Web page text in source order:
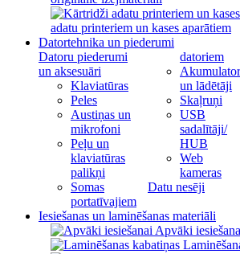
adatu printeriem un kases aparātiem
Datortehnika un piederumi
Datoru piederumi
un aksesuāri
Klaviatūras
Peles
Austiņas un
mikrofoni
Peļu un
klaviatūras
palikņi
Somas
portatīvajiem
datoriem
un lādētāji
Skaļruņi
USB
sadalītāji/
HUB
Web
kameras
Datu nesēji
Iesiešanas un laminēšanas materiāli
Apvāki